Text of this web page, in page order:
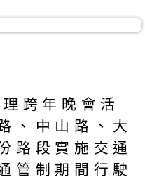
跨年晚會活
、中山路、大
路段實施交通
管制期間行駛